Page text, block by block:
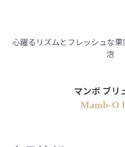
心躍るリズムとフレッシュな
泡
マンボ ブリ
Mamb-O